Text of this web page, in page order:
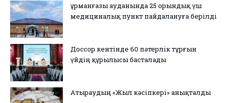
Құрманғазы ауданында 25 орындық үш
медициналық пункт пайдалануға берілді
Доссор кентінде 60 пәтерлік тұрғын
үйдің құрылысы басталады
Атыраудың «Жыл кәсіпкері» анықталды